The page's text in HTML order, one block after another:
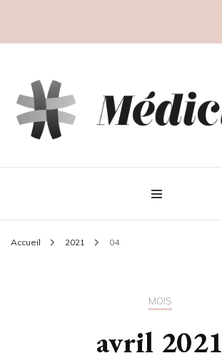
Médicinat
Accueil 2021 04
MOIS
avril 2021